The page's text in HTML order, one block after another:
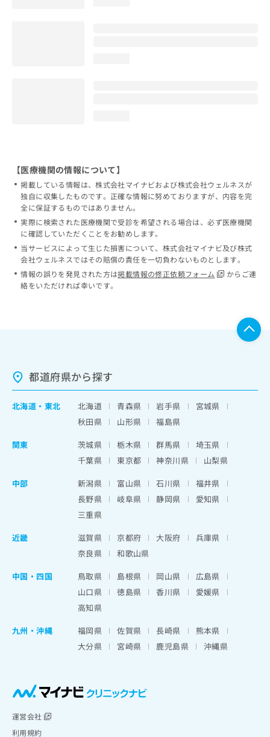
【医療機関の情報について】
掲載している情報は、株式会社マイナビおよび株式会社ウェルネスが
独自に収集したものです。正確な情報に努めておりますが、内容を完
全に保証するものではありません。
実際に検索された医療機関で受診を希望される場合は、必ず医療機関
に確認していただくことをお勧めします。
当サービスによって生じた損害について、株式会社マイナビ及び株式
会社ウェルネスではその賠償の責任を一切負わないものとします。
情報の誤りを発見された方は掲載情報の修正依頼フォーム
からご連
絡をいただければ幸いです。
都道府県から探す
北海道 ・ 東北 北海道 青森県 岩手県
宮城県
秋田県
山形県
福島県
関東
茨城県 栃木県 群馬県
埼玉県
千葉県
東京都 神奈川県
山梨県
中部
新潟県 富山県 石川県
福井県
長野県
岐阜県 静岡県
愛知県
三重県
近畿
滋賀県 京都府 大阪府
兵庫県
奈良県
和歌山県
中国・四国
鳥取県 島根県 岡山県
広島県
山口県
徳島県 香川県
愛媛県
高知県
九州・沖縄
福岡県 佐賀県 長崎県
熊本県
大分県
宮崎県 鹿児島県 沖縄県
運営会社
利用規約